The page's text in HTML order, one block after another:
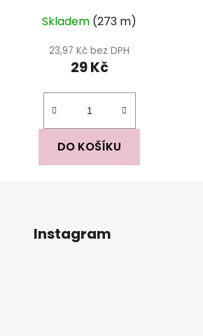
Skladem (273 m)
23,97 Kč bez DPH
29 Kč
DO KOŠÍKU
Instagram